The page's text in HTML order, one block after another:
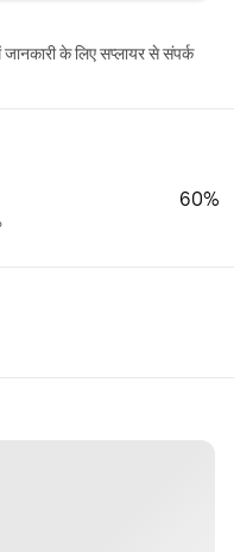
के लिए सप्लायर से संपर्क
60%